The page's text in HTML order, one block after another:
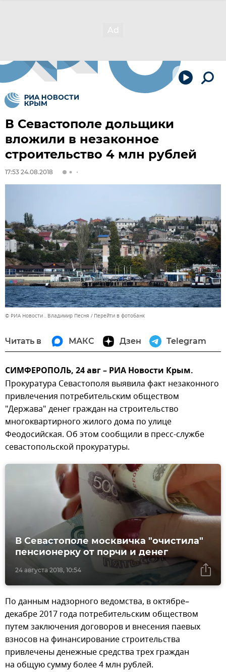
В Севастополе дольщики
вложили в незаконное
строительство 4 млн рублей
17:53 24.08.2018
© РИА Новости . Владимир Песня Перейти в фотобанк
Читать в МАКС Дзен Telegram
СИМФЕРОПОЛЬ, 24 авг – РИА Новости Крым.
Прокуратура Севастополя выявила факт незаконного
привлечения потребительским обществом
"Держава" денег граждан на строительство
многоквартирного жилого дома по улице
Феодосийская. Об этом сообщили в пресс-службе
севастопольской прокуратуры.
24 августа 2018, 10:54
В Севастополе москвичка "очистила"
пенсионерку от порчи и денег
По данным надзорного ведомства, в октябре–
декабре 2017 года потребительским обществом
путем заключения договоров и внесения паевых
взносов на финансирование строительства
привлечены денежные средства трех граждан
на общую сумму более 4 млн рублей.